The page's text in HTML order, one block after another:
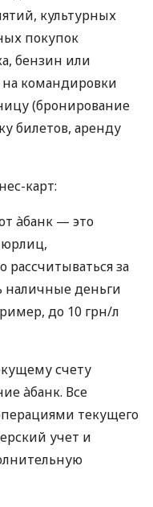
культурных
покупок
бензин или
на командировки
(бронирование
билетов, аренду
карт:
àбанк — это
за
наличные деньги
до 10 грн/л
счету
àбанк. Все
текущего
учет и